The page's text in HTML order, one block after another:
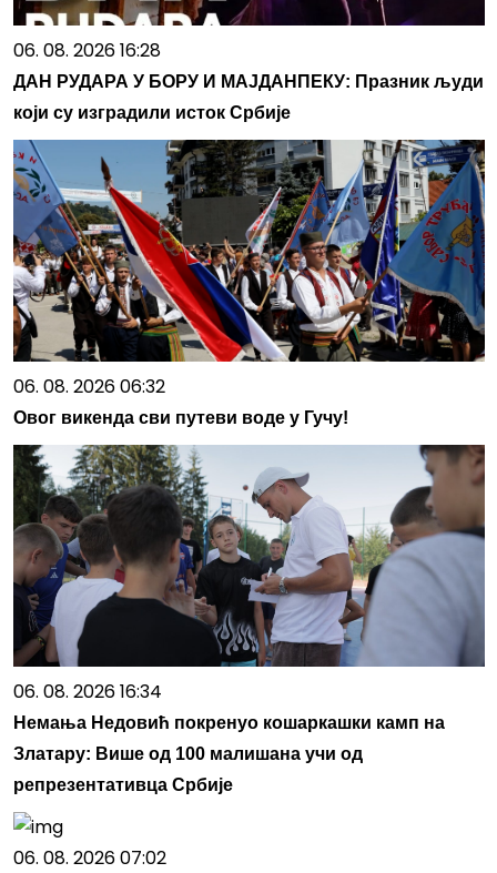
06. 08. 2026 16:28
ДАН РУДАРА У БОРУ И МАЈДАНПЕКУ: Празник људи
који су изградили исток Србије
06. 08. 2026 06:32
Овог викенда сви путеви воде у Гучу!
06. 08. 2026 16:34
Немања Недовић покренуо кошаркашки камп на
Златару: Више од 100 малишана учи од
репрезентативца Србије
06. 08. 2026 07:02